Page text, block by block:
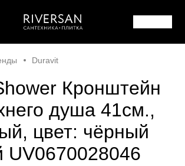
Duravit
Кронштейн
душа 41см.,
цвет: чёрный
UV0670028046